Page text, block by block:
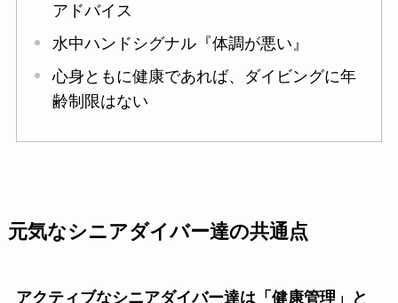
アドバイス
水中ハンドシグナル『体調が悪い』
心身ともに健康であれば、ダイビングに年
齢制限はない
元気なシニアダイバー達の共通点
アクティブなシニアダイバー達は「健康管理」と